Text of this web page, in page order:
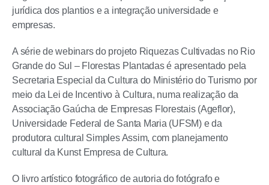
jurídica dos plantios e a integração universidade e
empresas.
A série de webinars do projeto Riquezas Cultivadas no Rio
Grande do Sul – Florestas Plantadas é apresentado pela
Secretaria Especial da Cultura do Ministério do Turismo por
meio da Lei de Incentivo à Cultura, numa realização da
Associação Gaúcha de Empresas Florestais (Ageflor),
Universidade Federal de Santa Maria (UFSM) e da
produtora cultural Simples Assim, com planejamento
cultural da Kunst Empresa de Cultura.
O livro artístico fotográfico de autoria do fotógrafo e